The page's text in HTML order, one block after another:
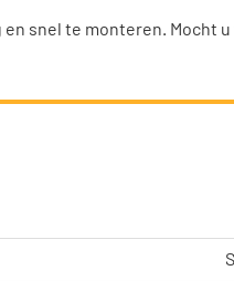
snel te monteren. Mocht